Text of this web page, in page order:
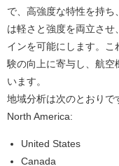
で、高強度な特性を持
は軽さと強度を両立さ
インを可能にします。
験の向上に寄与し、航空
います。
地域分析は次のとおりで
North America:
United States
Canada